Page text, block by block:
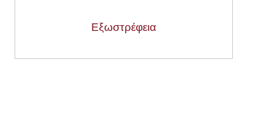
Εξωστρέφεια